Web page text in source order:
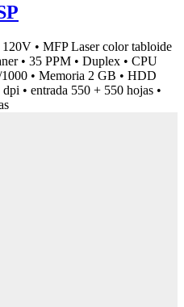
• MFP Laser color tabloide
• 35 PPM • Duplex • CPU
• Memoria 2 GB • HDD
• entrada 550 + 550 hojas •